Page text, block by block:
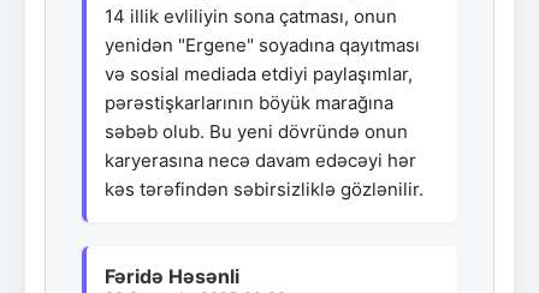
14 illik evliliyin sona çatması, onun
yenidən "Ergene" soyadına qayıtması
və sosial mediada etdiyi paylaşımlar,
pərəstişkarlarının böyük marağına
səbəb olub. Bu yeni dövründə onun
karyerasına necə davam edəcəyi hər
kəs tərəfindən səbirsizliklə gözlənilir.
Fəridə Həsənli